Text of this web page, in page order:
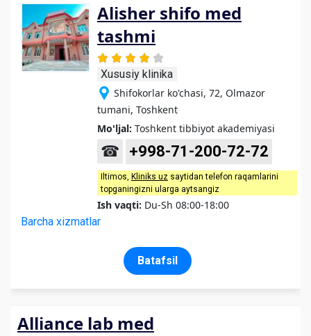
Alisher shifo med
tashmi
Xususiy klinika
Shifokorlar ko'chasi, 72, Olmazor
tumani, Toshkent
Mo'ljal: Toshkent tibbiyot akademiyasi
☎ +998-71-200-72-72
Iltimos, Kliniks uz saytidan telefon raqamlarini
topganingizni ularga aytsangiz
Ish vaqti: Du-Sh 08:00-18:00
Barcha xizmatlar
Batafsil
Alliance lab med